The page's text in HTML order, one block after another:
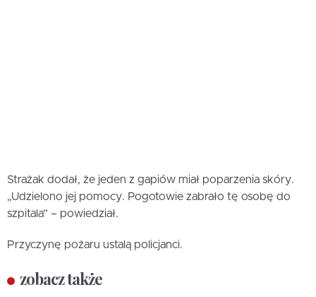
Strażak dodał, że jeden z gapiów miał poparzenia skóry.
„Udzielono jej pomocy. Pogotowie zabrało tę osobę do
szpitala” – powiedział.
Przyczynę pożaru ustalą policjanci.
zobacz także